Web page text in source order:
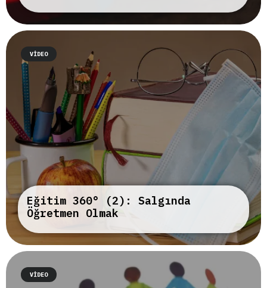
VIDEO
Eğitim 360° (2): Salgında
Öğretmen Olmak
VIDEO